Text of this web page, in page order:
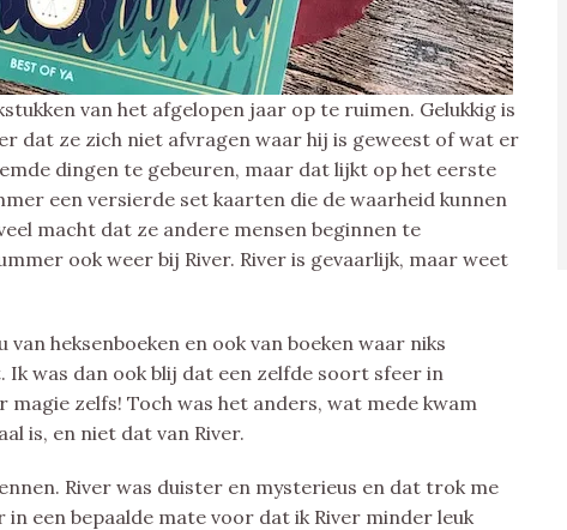
van het afgelopen jaar op te ruimen. Gelukkig is
dat ze zich niet afvragen waar hij is geweest of wat er
dingen te gebeuren, maar dat lijkt op het eerste
een versierde set kaarten die de waarheid kunnen
macht dat ze andere mensen beginnen te
ook weer bij River. River is gevaarlijk, maar weet
van heksenboeken en ook van boeken waar niks
Ik was dan ook blij dat een zelfde soort sfeer in
zelfs! Toch was het anders, wat mede kwam
is, en niet dat van River.
River was duister en mysterieus en dat trok me
in een bepaalde mate voor dat ik River minder leuk